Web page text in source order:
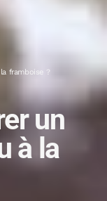
framboise ?
un
à la